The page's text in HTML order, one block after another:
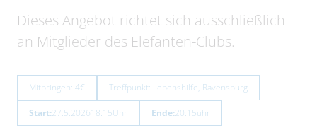
Dieses Angebot richtet sich ausschließlich
an Mitglieder des Elefanten-Clubs.
Mitbringen: 4€ Treffpunkt: Lebenshilfe, Ravensburg
Start:27.5.2026 18:15Uhr Ende:20:15uhr